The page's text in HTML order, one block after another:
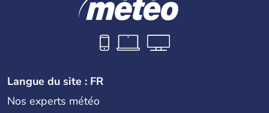
Langue du site : FR
Nos experts météo